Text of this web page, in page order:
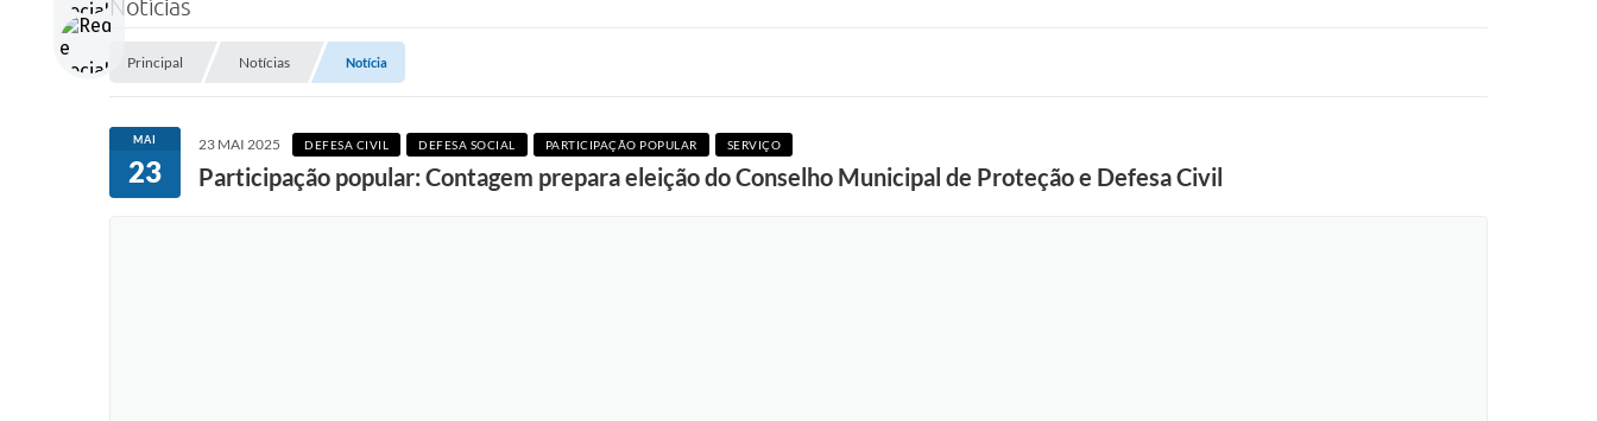
Notícias
Principal Notícias Notícia
MAI
23
23 MAI 2025 DEFESA CIVIL DEFESA SOCIAL PARTICIPAÇÃO POPULAR SERVIÇO
Participação popular: Contagem prepara eleição do Conselho Municipal de Proteção e Defesa Civil
o
: